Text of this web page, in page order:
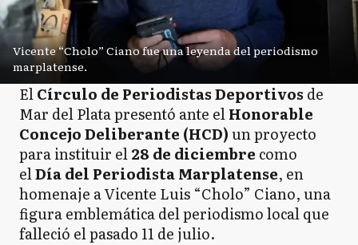
Vicente “Cholo” Ciano fue una leyenda del periodismo
marplatense.
ElCírculo de Periodistas Deportivos de
Mar del Plata presentó ante elHonorable
Concejo Deliberante (HCD)un proyecto
para instituir el28 de diciembre como
elDía del Periodista Marplatense, en
homenaje a Vicente Luis “Cholo” Ciano, una
figura emblemática del periodismo local que
falleció el pasado 11 de julio.